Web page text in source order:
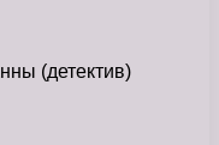
(детектив)